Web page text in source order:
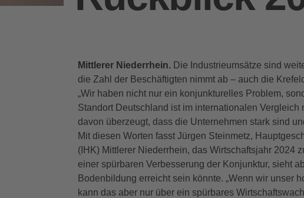
Mittlerer Niederrhein. Die Industrieumsätze sind
die Zahl der Beschäftigten nimmt ab – auch die
„Wir haben nicht nur ein konjunkturelles Problem,
Standort Deutschland ist im internationalen
davon überzeugt, dass die Unternehmen stark sind
Mit diesen Worten fasst Jürgen Steinmetz,
(IHK) Mittlerer Niederrhein, das Wirtschaftsjahr 2024
einer spürbaren Verbesserung der Konjunktur, sieht
Bodenbildung erreicht sein könnte. „Wenn wir unser
kann das aber nur über ein spürbares